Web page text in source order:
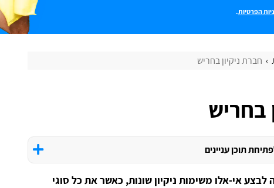
הפרטיות.
חברת ניקיון בחריש
בחריש
תוכן עניינים
לבצע אי-אלו משימות ניקיון שונות, כאשר את כל סוגי